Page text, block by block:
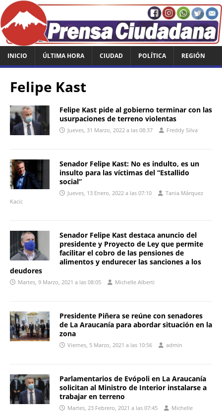
INICIO ÚLTIMA HORA CIUDAD POLÍTICA REGIÓN
Felipe Kast
Felipe Kast pide al gobierno terminar con las
usurpaciones de terreno violentas
Jueves, 31 Marzo, 2022 a las 08:37 Freddy Silva
Senador Felipe Kast: No es indulto, es un
insulto para las víctimas del “Estallido
social”
Jueves, 13 Enero, 2022 a las 07:10
Tania Márquez
Kacic
Senador Felipe Kast destaca anuncio del
presidente y Proyecto de Ley que permite
facilitar el cobro de las pensiones de
alimentos y endurecer las sanciones a los
deudores
Martes, 9 Marzo, 2021 a las 08:05 Michelle Alberti
Presidente Piñera se reúne con senadores
de La Araucanía para abordar situación en la
zona
Viernes, 5 Marzo, 2021 a las 10:56 admin
Parlamentarios de Evópoli en La Araucanía
solicitan al Ministro de Interior instalarse a
trabajar en terreno
Martes, 23 Febrero, 2021 a las 07:45
Michelle